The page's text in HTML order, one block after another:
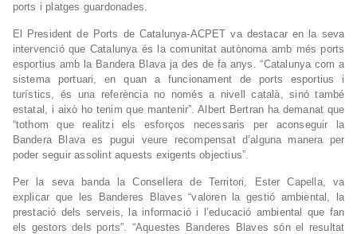
ports i platges guardonades.
El President de Ports de Catalunya-ACPET va destacar en la seva
intervenció que Catalunya és la comunitat autònoma amb més ports
esportius amb la Bandera Blava ja des de fa anys. “Catalunya com a
sistema portuari, en quan a funcionament de ports esportius i
turístics, és una referència no només a nivell català, sinó també
estatal, i això ho tenim que mantenir”. Albert Bertran ha demanat que
“tothom que realitzi els esforços necessaris per aconseguir la
Bandera Blava es pugui veure recompensat d’alguna manera per
poder seguir assolint aquests exigents objectius”.
Per la seva banda la Consellera de Territori, Ester Capella, va
explicar que les Banderes Blaves “valoren la gestió ambiental, la
prestació dels serveis, la informació i l’educació ambiental que fan
els gestors dels ports”. “Aquestes Banderes Blaves són el resultat